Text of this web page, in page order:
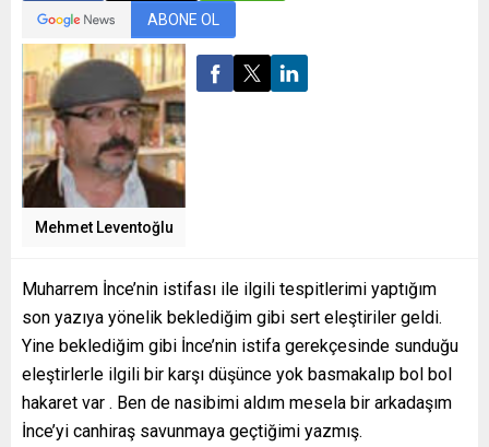
ABONE OL
Mehmet Leventoğlu
Muharrem İnce’nin istifası ile ilgili tespitlerimi yaptığım
son yazıya yönelik beklediğim gibi sert eleştiriler geldi.
Yine beklediğim gibi İnce’nin istifa gerekçesinde sunduğu
eleştirlerle ilgili bir karşı düşünce yok basmakalıp bol bol
hakaret var . Ben de nasibimi aldım mesela bir arkadaşım
İnce’yi canhiraş savunmaya geçtiğimi yazmış.